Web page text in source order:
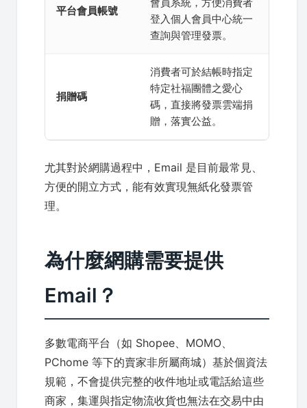
平台會員帳號
登入個人會員中心統一
查詢與管理發票。
捐贈碼
消費者可於結帳時指定
特定社福團體之愛心
碼，直接將發票雲端捐
贈，落實公益。
尤其對於網購過程中，Email 是目前最常見、
方便的開立方式，能有效實現無紙化發票管
理。
為什麼網購需要提供
Email？
多數電商平台（如 Shopee、MOMO、
PChome 等下的賣家非所屬商城）基於個資法
規範，不會提供完整的收件地址或電話給這些
商家，集運與指定物流收貨也無法在交易中由